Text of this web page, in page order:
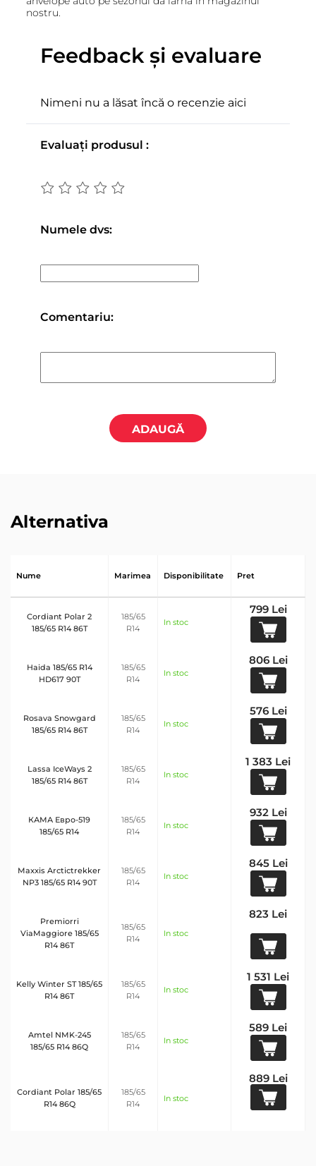
nostru.
Feedback și evaluare
Nimeni nu a lăsat încă o recenzie aici
Evaluați produsul :
Numele dvs:
Comentariu:
ADAUGĂ
Alternativa
Nume Marimea Disponibilitate Pret
Cordiant Polar 2
185/65 R14 86T
185/65
R14
In stoc
799 Lei
Haida 185/65 R14
HD617 90T
185/65
R14
In stoc
806 Lei
Rosava Snowgard
185/65 R14 86T
185/65
R14
In stoc
576 Lei
Lassa IceWays 2
185/65 R14 86T
185/65
R14
In stoc
1 383 Lei
КАМА Евро-519
185/65 R14
185/65
R14
In stoc
932 Lei
Maxxis Arctictrekker
NP3 185/65 R14 90T
185/65
R14
In stoc
845 Lei
Premiorri
ViaMaggiore 185/65
R14 86T
185/65
R14
In stoc
823 Lei
Kelly Winter ST 185/65
R14 86T
185/65
R14
In stoc
1 531 Lei
Amtel NMK-245
185/65 R14 86Q
185/65
R14
In stoc
589 Lei
Cordiant Polar 185/65
R14 86Q
185/65
R14
In stoc
889 Lei